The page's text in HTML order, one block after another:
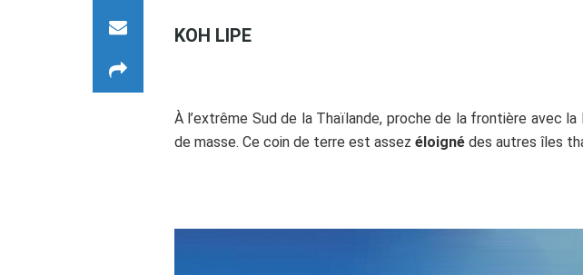
KOH LIPE
À l’extrême Sud de la Thaïlande, proche de la frontière avec la
de masse. Ce coin de terre est assez éloigné des autres îles